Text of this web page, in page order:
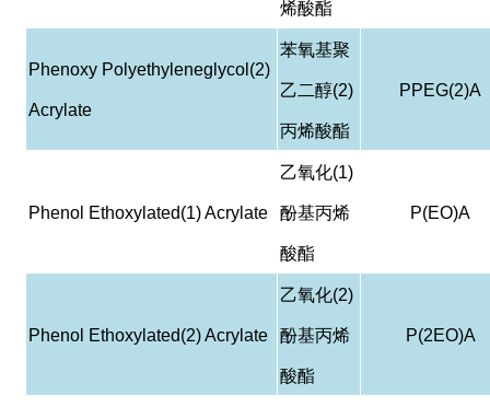
烯酸酯
Phenoxy Polyethyleneglycol(2)
Acrylate
苯氧基聚
乙二醇(2)
丙烯酸酯
PPEG(2)A
Phenol Ethoxylated(1) Acrylate
乙氧化(1)
酚基丙烯
酸酯
P(EO)A
Phenol Ethoxylated(2) Acrylate
乙氧化(2)
酚基丙烯
酸酯
P(2EO)A